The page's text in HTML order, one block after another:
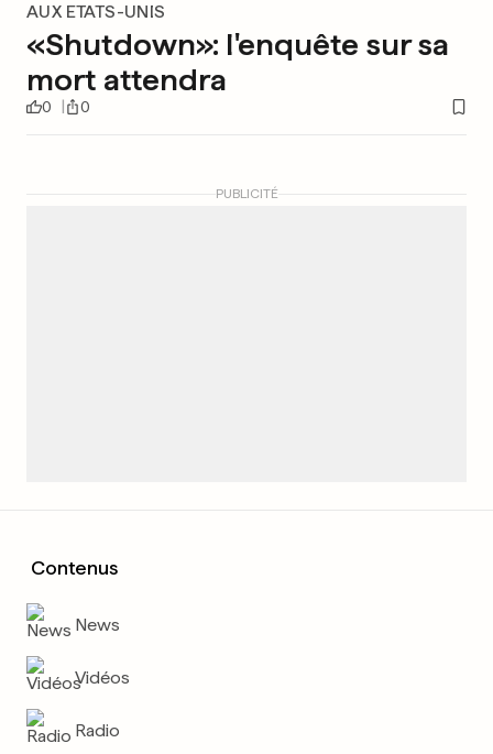
AUX ETATS-UNIS
«Shutdown»: l'enquête sur sa
mort attendra
0 0
PUBLICITÉ
Contenus
News
Vidéos
Radio